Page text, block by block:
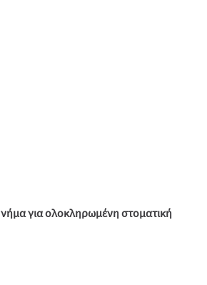
για ολοκληρωμένη στοματική